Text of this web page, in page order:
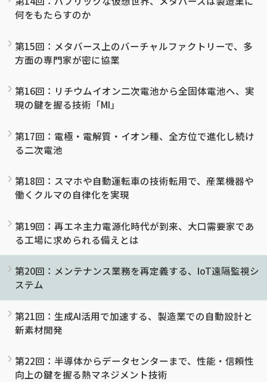
何をもたらすのか
第15回：メタバース上のバーチャルファクトリーで、多
方面の専門家が密に協業
第16回：リチウムイオン二次電池から全固体電池へ、実
現の鍵を握る技術「MI」
第17回：電極・電解質・イオン種、全方位で進化し続け
る二次電池
第18回：スマホや自動運転車の技術転用で、産業機器や
働くクルマの自律化を実現
第19回：再エネ主力電源化時代が到来、大口需要家であ
る工場に求められる備えとは
第20回：メンテナンス業務を再定義する、IoT遠隔監視シ
ステム
第21回：生成AI活用で加速する、製造業での自動設計と
新素材開発
第22回：半導体からデータセンターまで、性能・信頼性
向上の鍵を握る熱マネジメント技術